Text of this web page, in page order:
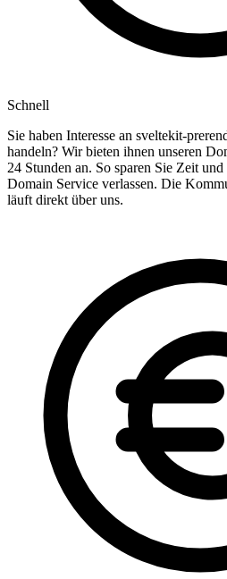
Schnell
Sie haben Interesse an sveltekit-
handeln? Wir bieten ihnen unseren
24 Stunden an. So sparen Sie Zeit
Domain Service verlassen. Die
läuft direkt über uns.